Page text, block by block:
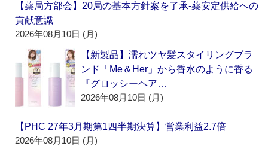
【薬局方部会】20局の基本方針案を了承‐薬安定供給への
貢献意識
2026年08月10日 (月)
【新製品】濡れツヤ髪スタイリングブラ
ンド「Me＆Her」から香水のように香る
『グロッシーヘア…
2026年08月10日 (月)
【PHC 27年3月期第1四半期決算】営業利益2.7倍
2026年08月10日 (月)